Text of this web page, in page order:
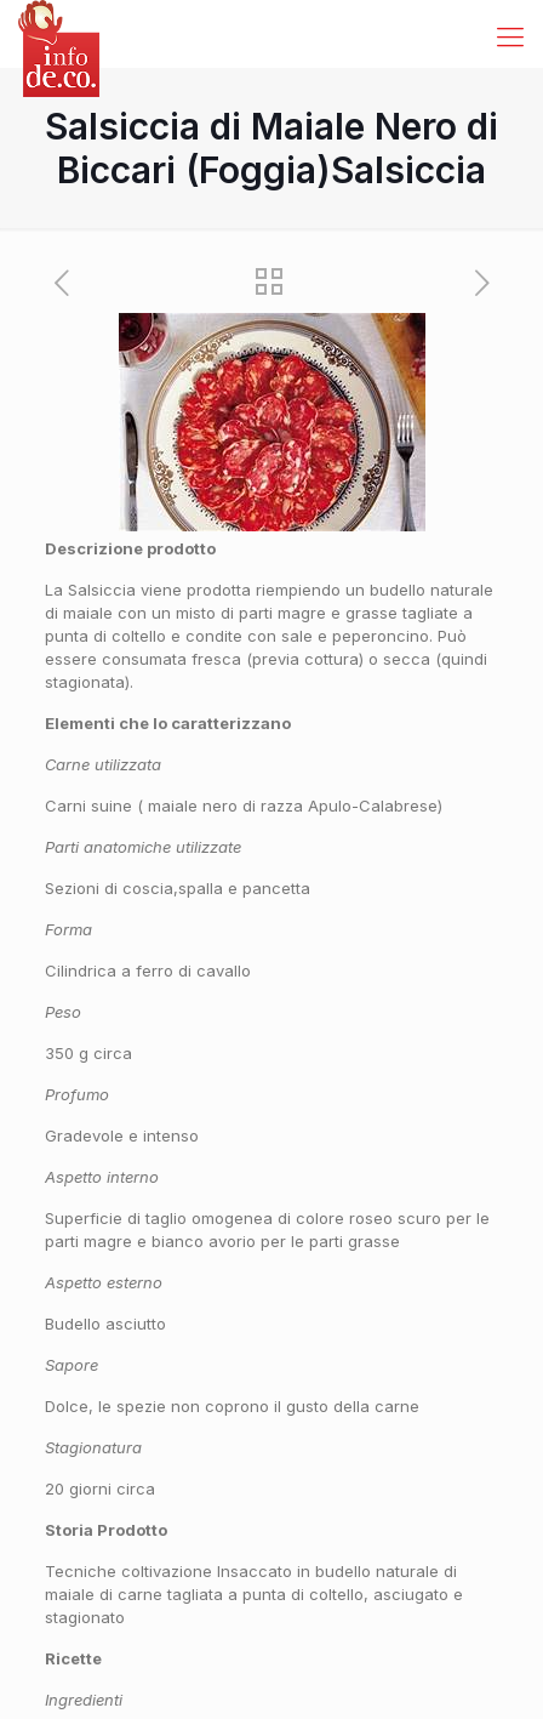
Salsiccia di Maiale Nero di
Biccari (Foggia)Salsiccia
Descrizione prodotto
La Salsiccia viene prodotta riempiendo un budello naturale
di maiale con un misto di parti magre e grasse tagliate a
punta di coltello e condite con sale e peperoncino. Può
essere consumata fresca (previa cottura) o secca (quindi
stagionata).
Elementi che lo caratterizzano
Carne utilizzata
Carni suine ( maiale nero di razza Apulo-Calabrese)
Parti anatomiche utilizzate
Sezioni di coscia,spalla e pancetta
Forma
Cilindrica a ferro di cavallo
Peso
350 g circa
Profumo
Gradevole e intenso
Aspetto interno
Superficie di taglio omogenea di colore roseo scuro per le
parti magre e bianco avorio per le parti grasse
Aspetto esterno
Budello asciutto
Sapore
Dolce, le spezie non coprono il gusto della carne
Stagionatura
20 giorni circa
Storia Prodotto
Tecniche coltivazione Insaccato in budello naturale di
maiale di carne tagliata a punta di coltello, asciugato e
stagionato
Ricette
Ingredienti